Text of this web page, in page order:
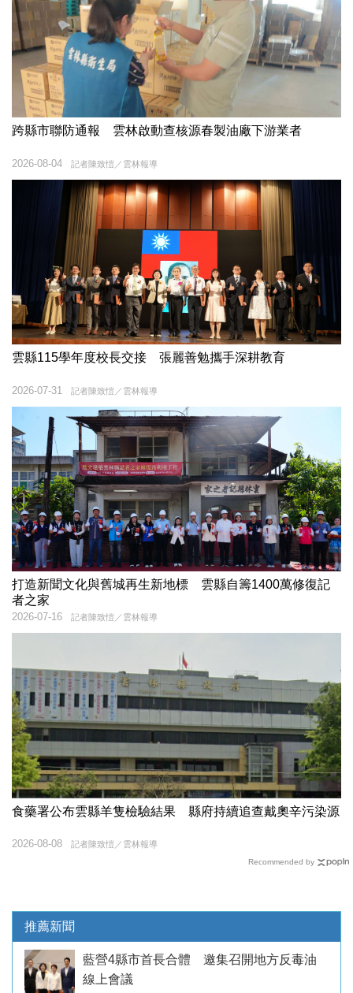
跨縣市聯防通報 雲林啟動查核源春製油廠下游業者
記者陳致愷／雲林報導
2026-08-04
雲縣115學年度校長交接 張麗善勉攜手深耕教育
記者陳致愷／雲林報導
2026-07-31
打造新聞文化與舊城再生新地標 雲縣自籌1400萬修復記
者之家
記者陳致愷／雲林報導
2026-07-16
食藥署公布雲縣羊隻檢驗結果 縣府持續追查戴奧辛污染源
記者陳致愷／雲林報導
2026-08-08
Recommended by
推薦新聞
藍營4縣市首長合體 邀集召開地方反毒油
線上會議